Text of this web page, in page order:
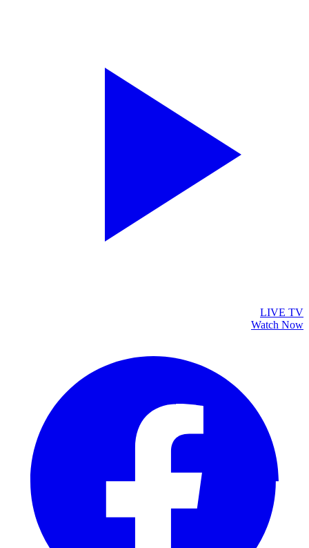
LIVE TV
Watch Now